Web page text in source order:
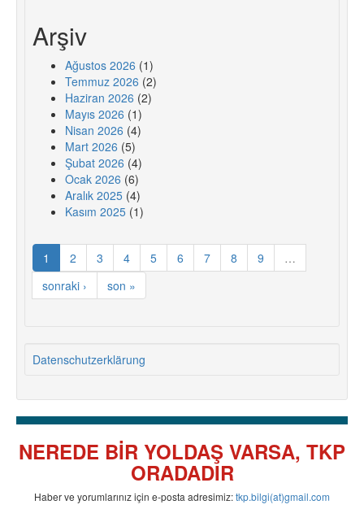
Arşiv
Ağustos 2026 (1)
Temmuz 2026 (2)
Haziran 2026 (2)
Mayıs 2026 (1)
Nisan 2026 (4)
Mart 2026 (5)
Şubat 2026 (4)
Ocak 2026 (6)
Aralık 2025 (4)
Kasım 2025 (1)
1 2 3 4 5 6 7 8 9
…
sonraki ›
son »
Datenschutzerklärung
NEREDE BİR YOLDAŞ VARSA, TKP
ORADADIR
Haber ve yorumlarınız için e-posta adresimiz:tkp.bilgi(at)gmail.com